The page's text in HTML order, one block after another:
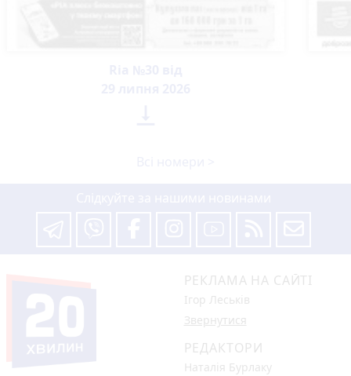
РЕКЛАМА НА САЙТІ
Ігор Леськів
Звернутися
РЕДАКТОРИ
Наталія Бурлаку